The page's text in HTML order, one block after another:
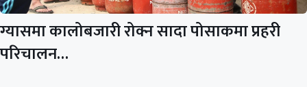
ग्यासमा कालोबजारी रोक्न सादा पोसाकमा प्रहरी
परिचालन…